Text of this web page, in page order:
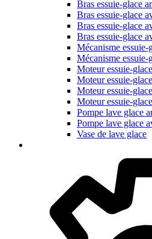
Bras essuie-glace
Bras essuie-glace
Bras essuie-glace
Bras essuie-glace
Mécanisme essuie-
Mécanisme essuie-
Moteur essuie-
Moteur essuie-
Moteur essuie-
Moteur essuie-
Pompe lave glace
Pompe lave glace
Vase de lave glace